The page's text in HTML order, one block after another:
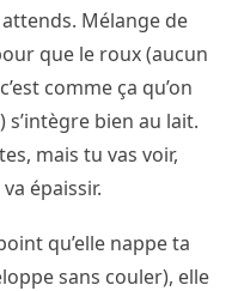
Mélange de
que le roux (aucun
comme ça qu’on
bien au lait.
mais tu vas voir,
épaissir.
qu’elle nappe ta
sans couler), elle